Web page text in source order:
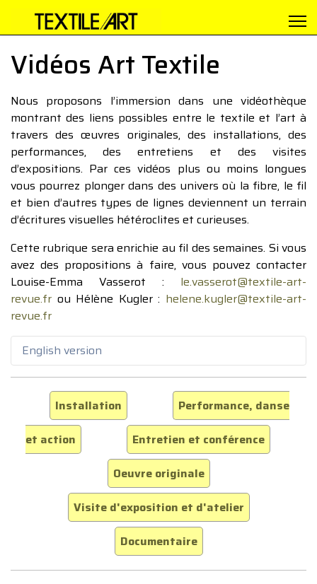
Vidéos Art Textile
Nous proposons l’immersion dans une vidéothèque
montrant des liens possibles entre le textile et l’art à
travers des œuvres originales, des installations, des
performances, des entretiens et des visites
d’expositions. Par ces vidéos plus ou moins longues
vous pourrez plonger dans des univers où la fibre, le fil
et bien d’autres types de lignes deviennent un terrain
d’écritures visuelles hétéroclites et curieuses.
Cette rubrique sera enrichie au fil des semaines. Si vous
avez des propositions à faire, vous pouvez contacter
Louise-Emma Vasserot : le.vasserot@textile-art-
revue.fr ou Hélène Kugler : helene.kugler@textile-art-
revue.fr
English version
Installation
Performance, danse
et action
Entretien et conférence
Oeuvre originale
Visite d'exposition et d'atelier
Documentaire